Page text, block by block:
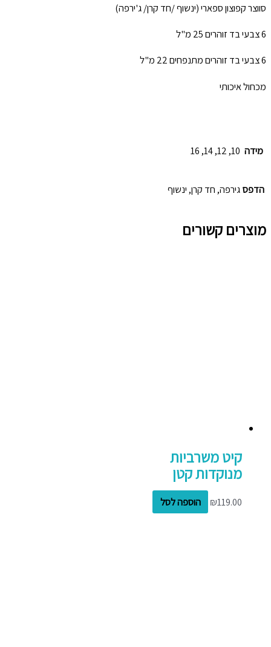
סווצר קפוצון ספארי (ינשוף /חד קרן/ ג'ירפה)
6 צבעי בד זוהרים 25 מ"ל
6 צבעי בד זוהרים מתנפחים 22 מ"ל
מכחול איכותי
מידה 10, 12, 14, 16
הדפסגירפה, חד קרן, ינשוף
מוצרים קשורים
קיט משרביות
מנוקדות קטן
₪119.00 הוספה לסל